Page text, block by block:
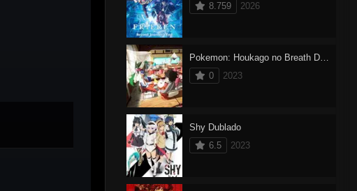
8.759
2026
Pokemon: Houkago no Breath Dublado
0
2023
Shy Dublado
6.5
2023